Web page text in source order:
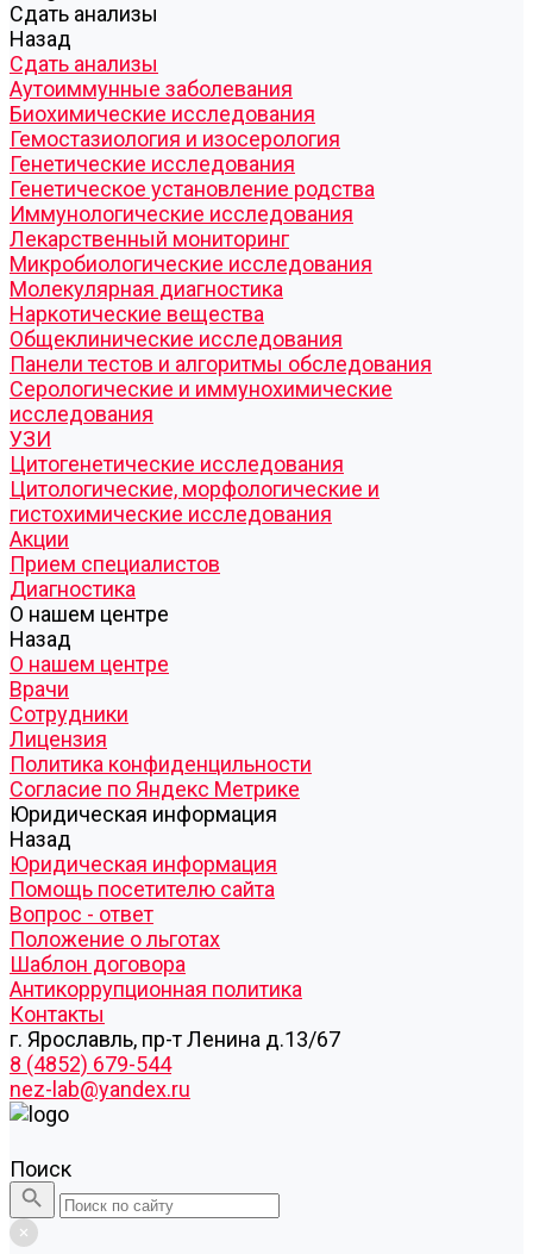
Cдать анализы
Назад
Cдать анализы
Аутоиммунные заболевания
Биохимические исследования
Гемостазиология и изосерология
Генетические исследования
Генетическое установление родства
Иммунологические исследования
Лекарственный мониторинг
Микробиологические исследования
Молекулярная диагностика
Наркотические вещества
Общеклинические исследования
Панели тестов и алгоритмы обследования
Серологические и иммунохимические
исследования
УЗИ
Цитогенетические исследования
Цитологические, морфологические и
гистохимические исследования
Акции
Прием специалистов
Диагностика
О нашем центре
Назад
О нашем центре
Врачи
Сотрудники
Лицензия
Политика конфиденцильности
Согласие по Яндекс Метрике
Юридическая информация
Назад
Юридическая информация
Помощь посетителю сайта
Вопрос - ответ
Положение о льготах
Шаблон договора
Антикоррупционная политика
Контакты
г. Ярославль, пр-т Ленина д.13/67
8 (4852) 679-544
nez-lab@yandex.ru
Поиск